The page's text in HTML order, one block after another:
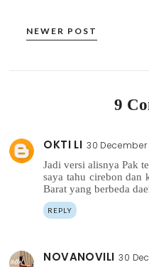
NEWER POST
9
OKTI LI 30 December
Jadi versi alisnya Pak
saya tahu cirebon dan
Barat yang berbeda
REPLY
NOVANOVILI 30